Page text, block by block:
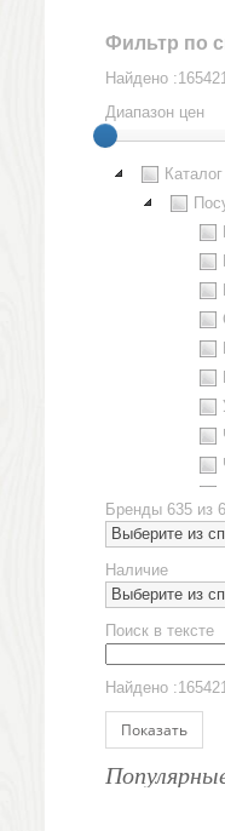
Фильтр по
Найдено
Диапазон цен
Бренды 635 из
Выберите из
Наличие
Выберите из
Поиск в тексте
Найдено :165421
Показать